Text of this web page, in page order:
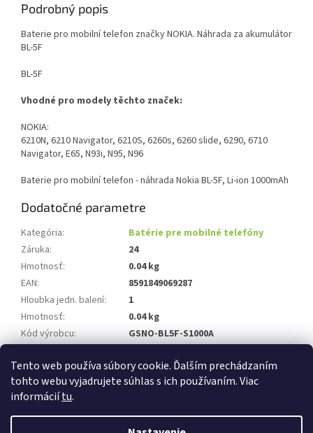
Tento web používa súbory cookie. Ďalším prechádzaním
tohto webu vyjadrujete súhlas s ich používaním. Viac
informáciítu.
Podrobný popis
Baterie pro mobilní telefon značky NOKIA. Náhrada za akumulátor
BL-5F
BL-5F
Vhodné pro modely těchto značek:
NOKIA:
6210N, 6210 Navigator, 6210S, 6260s, 6260 slide, 6290, 6710
Navigator, E65, N93i, N95, N96
Baterie pro mobilní telefon - náhrada Nokia BL-5F, Li-ion 1000mAh
Dodatočné parametre
Kategória:
Batérie pre mobilné telefóny
Záruka:
24
Hmotnosť:
0.04 kg
EAN:
8591849069287
Hloubka jedn. balení:
1
Hmotnosť:
0.04 kg
Kód výrobcu:
GSNO-BL5F-S1000A
Záruka: 24